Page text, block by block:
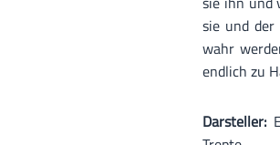
sie und der
wahr
endlich zu
Darsteller: